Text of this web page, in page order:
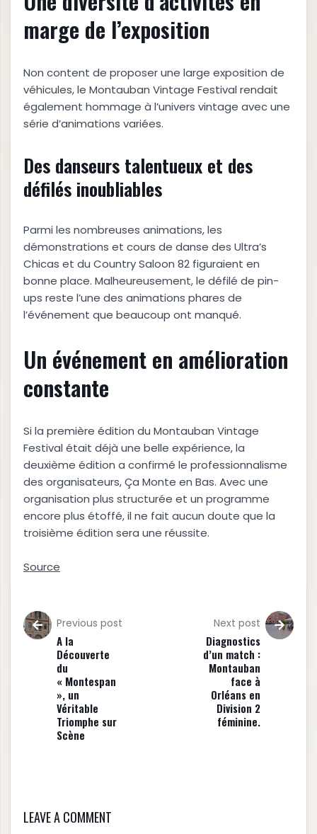
marge de l’exposition
Non content de proposer une large exposition de
véhicules, le Montauban Vintage Festival rendait
également hommage à l’univers vintage avec une
série d’animations variées.
Des danseurs talentueux et des
défilés inoubliables
Parmi les nombreuses animations, les
démonstrations et cours de danse des Ultra’s
Chicas et du Country Saloon 82 figuraient en
bonne place. Malheureusement, le défilé de pin-
ups reste l’une des animations phares de
l’événement que beaucoup ont manqué.
Un événement en amélioration
constante
Si la première édition du Montauban Vintage
Festival était déjà une belle expérience, la
deuxième édition a confirmé le professionnalisme
des organisateurs, Ça Monte en Bas. Avec une
organisation plus structurée et un programme
encore plus étoffé, il ne fait aucun doute que la
troisième édition sera une réussite.
Source
Previous post
A la
Découverte
du
« Montespan
», un
Véritable
Triomphe sur
Scène
Next post
Diagnostics
d’un match :
Montauban
face à
Orléans en
Division 2
féminine.
LEAVE A COMMENT